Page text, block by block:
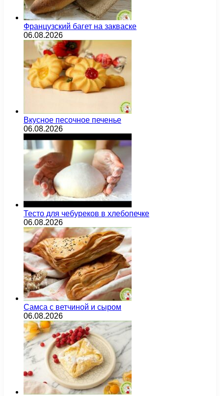
Французский багет на закваске
06.08.2026
Вкусное песочное печенье
06.08.2026
Тесто для чебуреков в хлебопечке
06.08.2026
Самса с ветчиной и сыром
06.08.2026